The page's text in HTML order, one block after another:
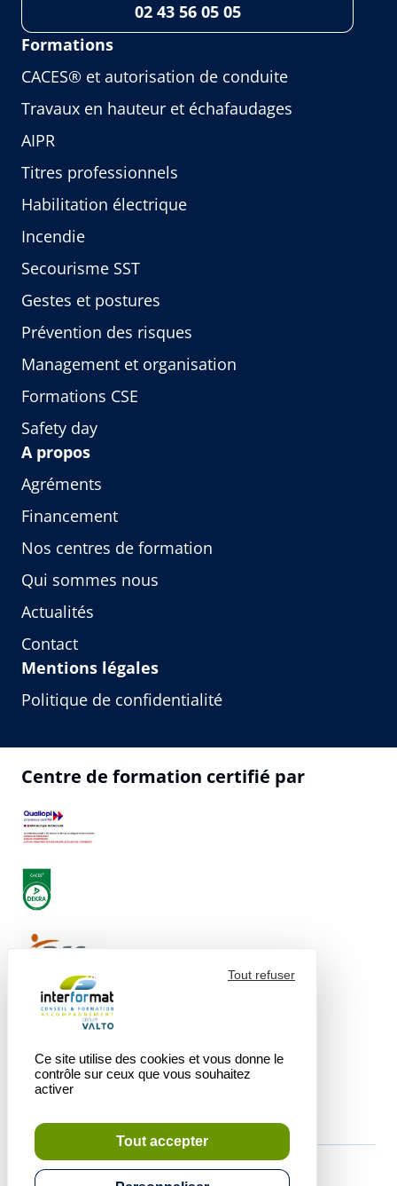
02 43 56 05 05
Formations
CACES® et autorisation de conduite
Travaux en hauteur et échafaudages
AIPR
Titres professionnels
Habilitation électrique
Incendie
Secourisme SST
Gestes et postures
Prévention des risques
Management et organisation
Formations CSE
Safety day
A propos
Agréments
Financement
Nos centres de formation
Qui sommes nous
Actualités
Contact
Mentions légales
Politique de confidentialité
Centre de formation certifié par
Ce site utilise des cookies et vous donne le
contrôle sur ceux que vous souhaitez
activer
Tout accepter
Tout refuser